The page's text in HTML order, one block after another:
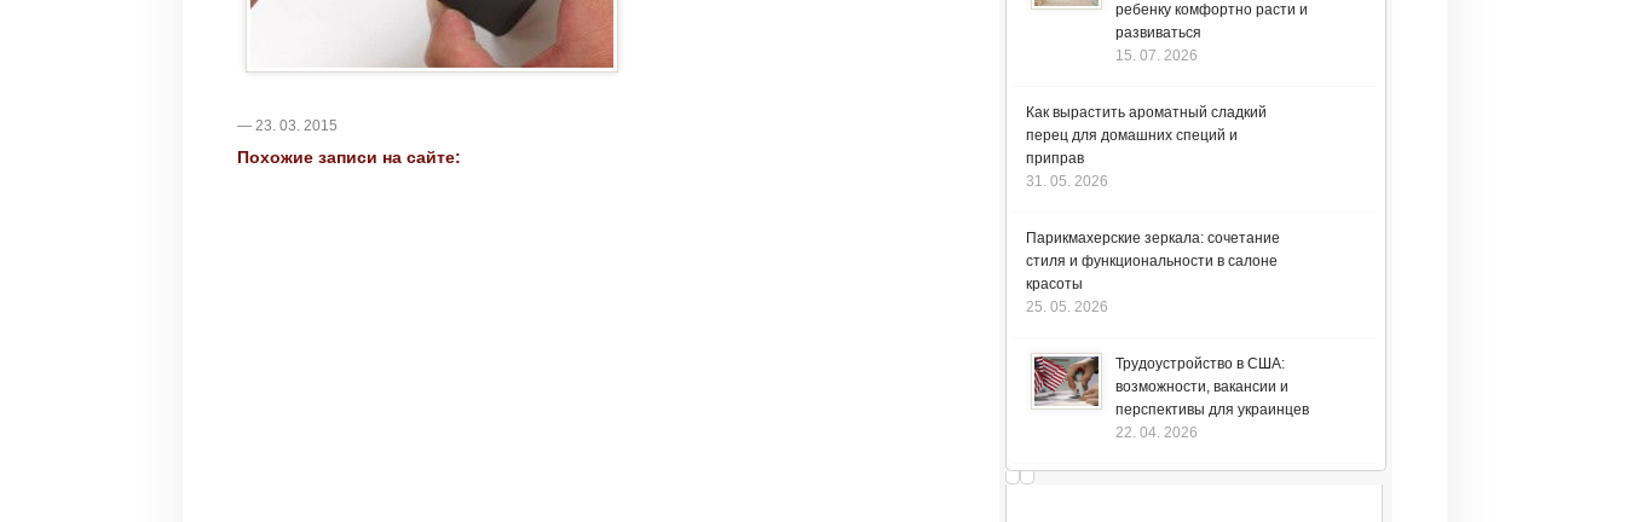
— 23. 03. 2015
Похожие записи на сайте:
ребенку комфортно расти и
развиваться
15. 07. 2026
Как вырастить ароматный сладкий
перец для домашних специй и
приправ
31. 05. 2026
Парикмахерские зеркала: сочетание
стиля и функциональности в салоне
красоты
25. 05. 2026
Трудоустройство в США:
возможности, вакансии и
перспективы для украинцев
22. 04. 2026